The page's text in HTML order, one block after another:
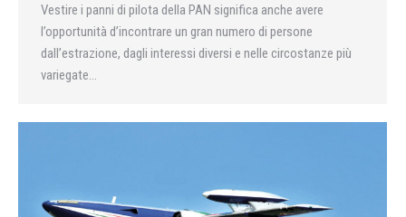
Vestire i panni di pilota della PAN significa anche avere
l’opportunità d’incontrare un gran numero di persone
dall’estrazione, dagli interessi diversi e nelle circostanze più
variegate…